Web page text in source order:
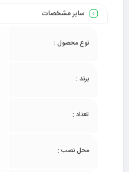
سایر مشخصات
نوع محصول :
برند :
تعداد :
محل نصب :